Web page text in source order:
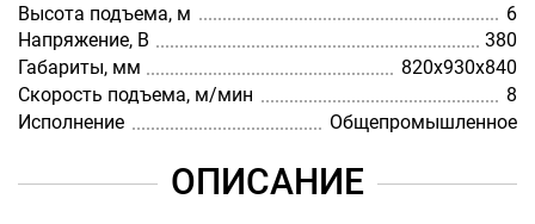
Высота подъема, м
6
Напряжение, В
380
Габариты, мм
820х930х840
Скорость подъема, м/мин
8
Исполнение
Общепромышленное
ОПИСАНИЕ